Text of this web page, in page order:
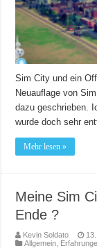
Sim City und ein
Neuauflage von
dazu geschrieben.
wurde doch sehr
Mehr lesen »
Meine Sim
Ende ?
Kevin Soldato
Allgemein